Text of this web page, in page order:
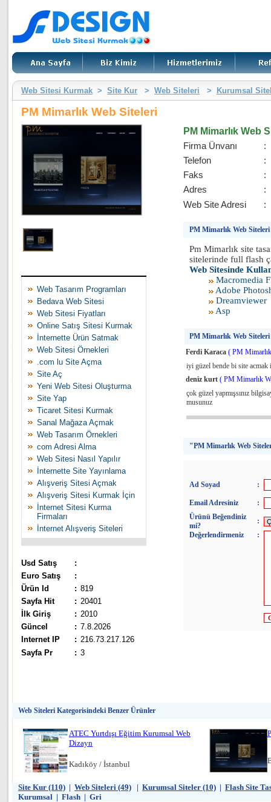
Web Sitesi Kurmak > Site Kur > Web Siteleri > Kurumsal
PM Mimarlık Web Siteleri
Web Tasarım Programları
Bedava Web Sitesi
Web Sitesi Fiyatları
Online Satış Sitesi Kurmak
İnternette Ürün Satmak
Web Sitesi Örnekleri
.com lu Site Açma
Site Aç
Yeni Web Sitesi Oluşturma
Site Yap
Ticaret Sitesi Kurmak
Sanal Mağaza Açmak
Web Tasarım Örnekleri
com Adresi Alma
Web Sitesi Nasıl Yapılır
İnternette Site Yayınlama
Alışveriş Sitesi Açmak
Alışveriş Sitesi Kurmak İçin
İnternet Sitesi Kurma
Firmaları
İnternet Alışveriş Siteleri
Usd Satış
:
Euro Satış
:
Ürün Id
: 819
Sayfa Hit
: 20401
İlk Giriş
: 2010
Güncel
: 7.8.2026
Internet IP
: 216.73.217.126
Sayfa Pr
: 3
PM Mimarlık Web
Firma Ünvanı
:
Telefon
:
Faks
:
Adres
:
Web Site Adresi
:
PM Mimarlık Web
Pm Mimarlık site
sitelerinde full flash
Web Sitesinde
Macromedia
Adobe
Dreamviewer
Asp
PM Mimarlık Web
Ferdi Karaca ( PM
iyi güzel bende bi site acmak
deniz kurt ( PM Mimarlık
çok güzel yapmışsınız
musunuz
"PM Mimarlık Web
Ad Soyad :
Email Adresiniz
:
Ürünü Beğendiniz
mi?
:
Değerlendirmeniz
:
Web Siteleri Kategorisindeki Benzer Ürünler
ATEC Yurtdışı Eğitim Kurumsal Web
Dizayn
Kadıköy / İstanbul
Site Kur (110) | Web Siteleri (49) | Kurumsal Siteler (10) | Flash Site
Kurumsal | Flash | Gri